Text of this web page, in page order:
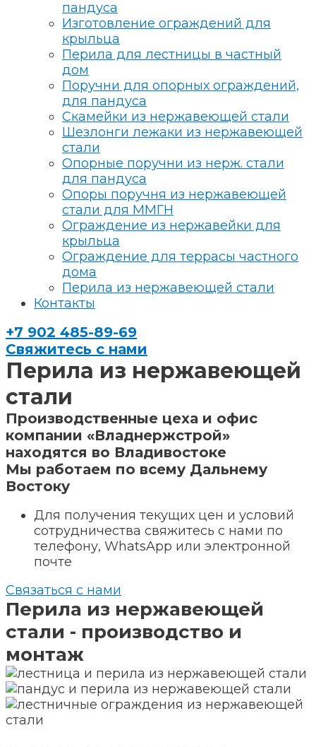
пандуса
Изготовление ограждений для
крыльца
Перила для лестницы в частный
дом
Поручни для опорных ограждений,
для пандуса
Скамейки из нержавеющей стали
Шезлонги лежаки из нержавеющей
стали
Опорные поручни из нерж. стали
для пандуса
Опоры поручня из нержавеющей
стали для ММГН
Ограждение из нержавейки для
крыльца
Ограждение для террасы частного
дома
Перила из нержавеющей стали
Контакты
+7 902 485-89-69
Свяжитесь с нами
Перила из нержавеющей
стали
Производственные цеха и офис
компании «Владнержстрой»
находятся во Владивостоке
Мы работаем по всему Дальнему
Востоку
Для получения текущих цен и условий
сотрудничества свяжитесь с нами по
телефону, WhatsApp или электронной
почте
Связаться с нами
Перила из нержавеющей
стали - производство и
монтаж